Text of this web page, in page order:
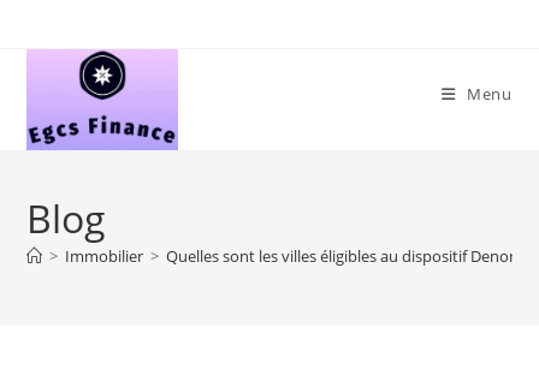
Menu
Blog
> Immobilier > Quelles sont les villes éligibles au dispositif